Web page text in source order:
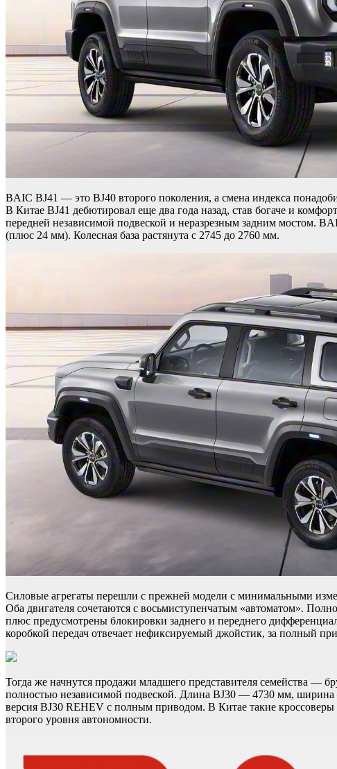
BAIC BJ41 — это BJ40 второго поколения, а смена индекса
В Китае BJ41 дебютировал еще два года назад, став богаче и
передней независимой подвеской и неразрезным задним
(плюс 24 мм). Колесная база растянута с 2745 до 2760 мм.
Силовые агрегаты перешли с прежней модели с минимальными
Оба двигателя сочетаются с восьмиступенчатым «автоматом».
плюс предусмотрены блокировки заднего и переднего
коробкой передач отвечает нефиксируемый джойстик, за полный
Тогда же начнутся продажи младшего представителя семейства —
полностью независимой подвеской. Длина BJ30 — 4730 мм,
версия BJ30 REHEV с полным приводом. В Китае такие
второго уровня автономности.